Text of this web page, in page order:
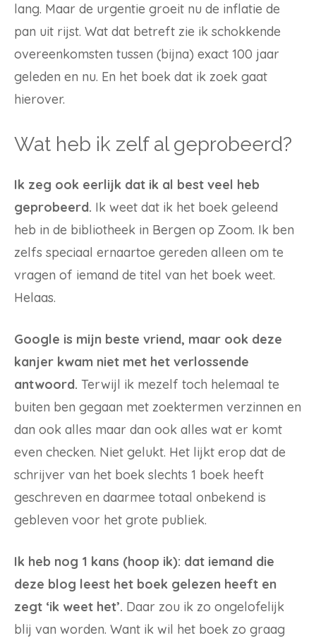
lang. Maar de urgentie groeit nu de inflatie de
pan uit rijst. Wat dat betreft zie ik schokkende
overeenkomsten tussen (bijna) exact 100 jaar
geleden en nu. En het boek dat ik zoek gaat
hierover.
Wat heb ik zelf al geprobeerd?
Ik zeg ook eerlijk dat ik al best veel heb
geprobeerd. Ik weet dat ik het boek geleend
heb in de bibliotheek in Bergen op Zoom. Ik ben
zelfs speciaal ernaartoe gereden alleen om te
vragen of iemand de titel van het boek weet.
Helaas.
Google is mijn beste vriend, maar ook deze
kanjer kwam niet met het verlossende
antwoord. Terwijl ik mezelf toch helemaal te
buiten ben gegaan met zoektermen verzinnen en
dan ook alles maar dan ook alles wat er komt
even checken. Niet gelukt. Het lijkt erop dat de
schrijver van het boek slechts 1 boek heeft
geschreven en daarmee totaal onbekend is
gebleven voor het grote publiek.
Ik heb nog 1 kans (hoop ik): dat iemand die
deze blog leest het boek gelezen heeft en
zegt ‘ik weet het’. Daar zou ik zo ongelofelijk
blij van worden. Want ik wil het boek zo graag